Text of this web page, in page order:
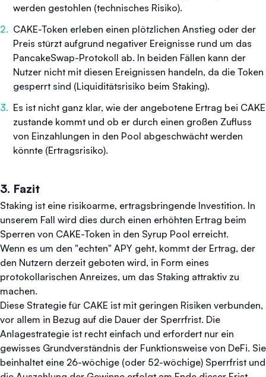
werden gestohlen (technisches Risiko).
CAKE-Token erleben einen plötzlichen Anstieg oder der
Preis stürzt aufgrund negativer Ereignisse rund um das
PancakeSwap-Protokoll ab. In beiden Fällen kann der
Nutzer nicht mit diesen Ereignissen handeln, da die Token
gesperrt sind (Liquiditätsrisiko beim Staking).
Es ist nicht ganz klar, wie der angebotene Ertrag bei CAKE
zustande kommt und ob er durch einen großen Zufluss
von Einzahlungen in den Pool abgeschwächt werden
könnte (Ertragsrisiko).
3. Fazit
Staking ist eine risikoarme, ertragsbringende Investition. In
unserem Fall wird dies durch einen erhöhten Ertrag beim
Sperren von CAKE-Token in den Syrup Pool erreicht.
Wenn es um den "echten" APY geht, kommt der Ertrag, der
den Nutzern derzeit geboten wird, in Form eines
protokollarischen Anreizes, um das Staking attraktiv zu
machen.
Diese Strategie für CAKE ist mit geringen Risiken verbunden,
vor allem in Bezug auf die Dauer der Sperrfrist. Die
Anlagestrategie ist recht einfach und erfordert nur ein
gewisses Grundverständnis der Funktionsweise von DeFi. Sie
beinhaltet eine 26-wöchige (oder 52-wöchige) Sperrfrist und